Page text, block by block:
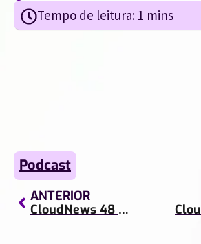
Podcast
ANTERIOR
CloudNews 48 – Amazon e Walmart, Playstation, Google e o nosso Site!